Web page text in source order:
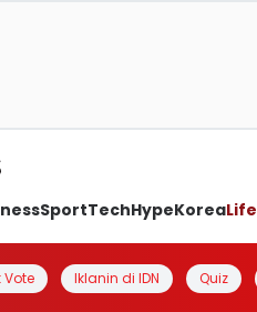
SportTechHypeKoreaLife
Vote Iklanin di IDN Quiz